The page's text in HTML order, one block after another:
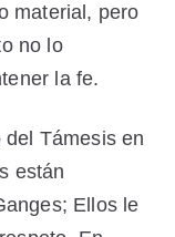
material, pero
no lo
la fe.
Támesis en
están
Ellos le